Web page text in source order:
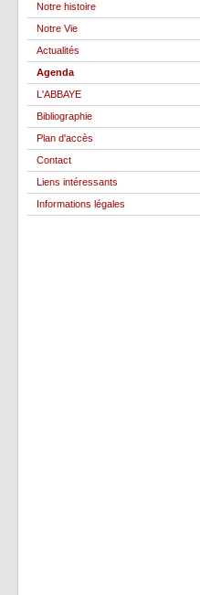
Notre histoire
Notre Vie
Actualités
Agenda
L'ABBAYE
Bibliographie
Plan d'accès
Contact
Liens intéressants
Informations légales